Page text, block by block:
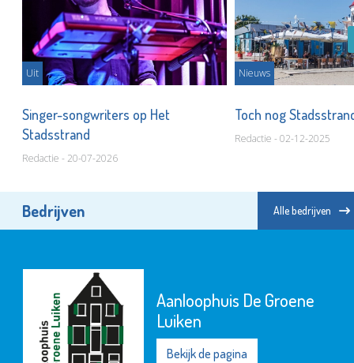
Uit
Singer-songwriters op Het
Stadsstrand
Redactie - 20-07-2026
Nieuws
Toch nog
Redactie - 02-12-2025
Bedrijven Alle bedrijven
Aanloophuis De Groene
Luiken
Bekijk de pagina